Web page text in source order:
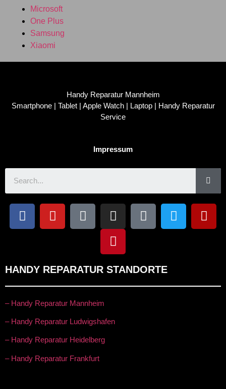
Microsoft
One Plus
Samsung
Xiaomi
Handy Reparatur Mannheim
Smartphone | Tablet | Apple Watch | Laptop | Handy Reparatur
Service
Impressum
HANDY REPARATUR STANDORTE
– Handy Reparatur Mannheim
– Handy Reparatur Ludwigshafen
– Handy Reparatur Heidelberg
– Handy Reparatur Frankfurt